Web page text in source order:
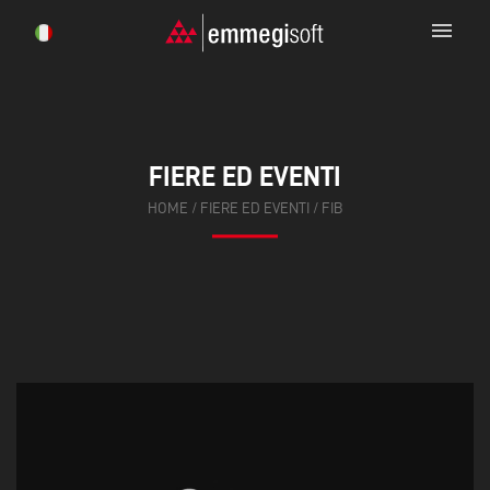
menu
FIERE ED EVENTI
HOME / FIERE ED EVENTI / FIB